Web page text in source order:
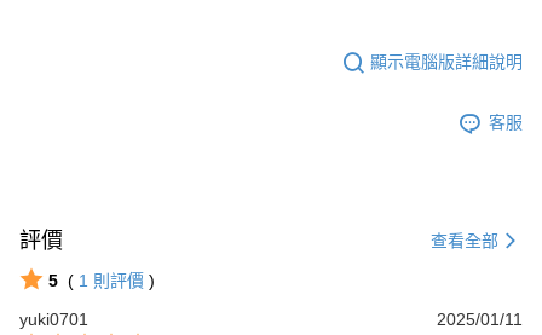
顯示電腦版詳細說明
客服
評價 查看全部
5 ( 1 則評價 )
yuki0701
2025/01/11